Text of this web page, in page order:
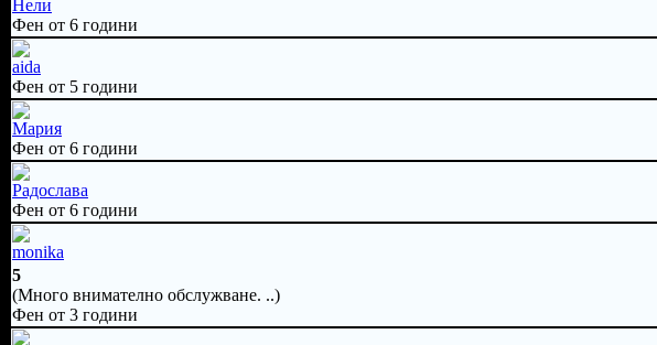
Нели
Фен от 6 години
aida
Фен от 5 години
Мария
Фен от 6 години
Радослава
Фен от 6 години
monika
5
(Много внимателно обслужване. ..)
Фен от 3 години